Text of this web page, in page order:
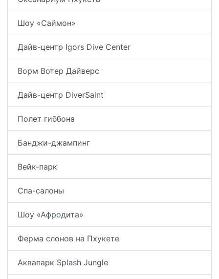
Шоу «Саймон»
Дайв-центр Igors Dive Center
Ворм Вотер Дайверс
Дайв-центр DiverSaint
Полет гиббона
Банджи-джампинг
Вейк-парк
Спа-салоны
Шоу «Афродита»
Ферма слонов на Пхукете
Аквапарк Splash Jungle